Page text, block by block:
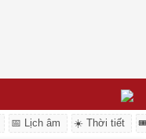
📅 Lịch âm ☀️ Thời tiết